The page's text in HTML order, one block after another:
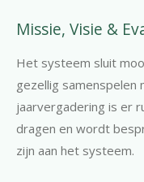
Missie, Visie &
Het systeem sluit
gezellig samenspelen
jaarvergadering is er
dragen en wordt
zijn aan het systeem.